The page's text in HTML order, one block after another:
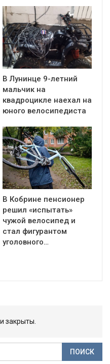
В Лунинце 9-летний
мальчик на
квадроцикле наехал на
юного велосипедиста
В Кобрине пенсионер
решил «испытать»
чужой велосипед и
стал фигурантом
уголовного…
закрыты.